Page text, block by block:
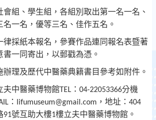
會組、學生組，各組別取出第一名一名、
名一名，優等三名、佳作五名。
律採紙本報名，參賽作品連同報名表暨著
一同寄出，以郵戳為憑。
辦理及歷代中醫藥典籍書目參考如附件。
夫中醫藥博物館 TEL ： 04-22053366分機
： lifumuseum@gmail.com ，地址： 404
91號互助大樓1樓立夫中醫藥博物館。